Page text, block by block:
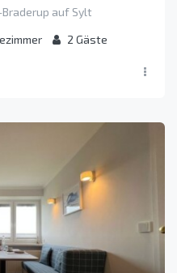
auf Sylt
2 Gäste